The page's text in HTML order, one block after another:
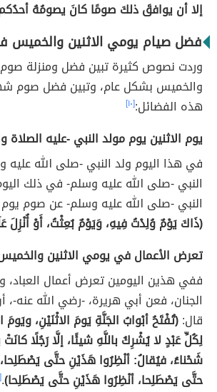
إلا أن يوافقَ ذلكَ صومًا كانَ يصومُهُ
فضل صيام يومي الاثنين والخميس
وردت نصوص كثيرة تبين فضل ومنزلة صوم
والخميس بشكل عام، وتبين فضل صوم
هذه الفضائل:[١٠]
يوم الاثنين يوم مولد النبي -عليه الصلاة
في هذا اليوم ولد النبي -صلى الله
النبي -صلى الله عليه وسلم- في ذلك
النبي -صلى الله عليه وسلم- عن صوم يوم
(ذَاكَ يَوْمٌ وُلِدْتُ فِيهِ، وَيَوْمٌ بُعِثْتُ، أَوْ أُنْزِلَ
تعرض الأعمال في يومي الاثنين
ففي هذين اليومين تعرض أعمال العباد،
الجنان، فعن أبي هريرة، -رضي الله عنه-،
قال:(تُفْتَحُ أبْوابُ الجَنَّةِ يَومَ الاثْنَيْنِ،
لِكُلِّ عَبْدٍ لا يُشْرِكُ باللَّهِ شيئًا، إلَّا رَجُلًا
شَحْناءُ، فيُقالُ: أنْظِرُوا هَذَيْنِ حتَّى
حتَّى يَصْطَلِحا، أنْظِرُوا هَذَيْنِ حتَّى يَصْطَلِحا).[١٢]